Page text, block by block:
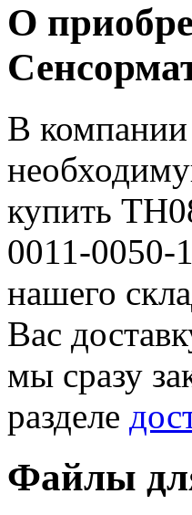
О
В
купить
0011-0050-
нашего
Вас
мы сразу
разделе
Файлы